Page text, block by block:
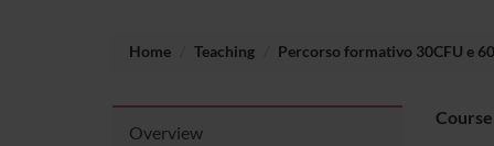
Home Teaching Percorso formativo 30CFU e
Overview